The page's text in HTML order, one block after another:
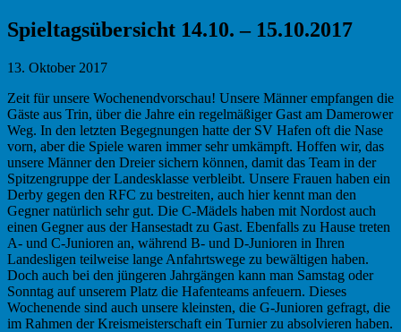
Spieltagsübersicht 14.10. – 15.10.2017
13. Oktober 2017
Zeit für unsere Wochenendvorschau! Unsere Männer empfangen die
Gäste aus Trin, über die Jahre ein regelmäßiger Gast am Damerower
Weg. In den letzten Begegnungen hatte der SV Hafen oft die Nase
vorn, aber die Spiele waren immer sehr umkämpft. Hoffen wir, das
unsere Männer den Dreier sichern können, damit das Team in der
Spitzengruppe der Landesklasse verbleibt. Unsere Frauen haben ein
Derby gegen den RFC zu bestreiten, auch hier kennt man den
Gegner natürlich sehr gut. Die C-Mädels haben mit Nordost auch
einen Gegner aus der Hansestadt zu Gast. Ebenfalls zu Hause treten
A- und C-Junioren an, während B- und D-Junioren in Ihren
Landesligen teilweise lange Anfahrtswege zu bewältigen haben.
Doch auch bei den jüngeren Jahrgängen kann man Samstag oder
Sonntag auf unserem Platz die Hafenteams anfeuern. Dieses
Wochenende sind auch unsere kleinsten, die G-Junioren gefragt, die
im Rahmen der Kreismeisterschaft ein Turnier zu absolvieren haben.